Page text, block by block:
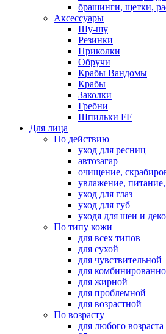
брашинги, щетки,
Аксессуары
Шу-шу
Резинки
Приколки
Обручи
Крабы Вандомы
Крабы
Заколки
Гребни
Шпильки FF
Для лица
По действию
уход для ресниц
автозагар
очищение,
увлажение,
уход для глаз
уход для губ
уходя для шеи и
По типу кожи
для всех типов
для сухой
для чувствительной
для
для жирной
для проблемной
для возрастной
По возрасту
для любого возраста